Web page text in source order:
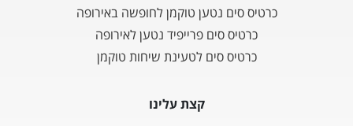
כרטיס סים נטען טוקמן לחופשה באירופה
כרטיס סים פרייפיד נטען לאירופה
כרטיס סים לטעינת שיחות טוקמן
קצת עלינו